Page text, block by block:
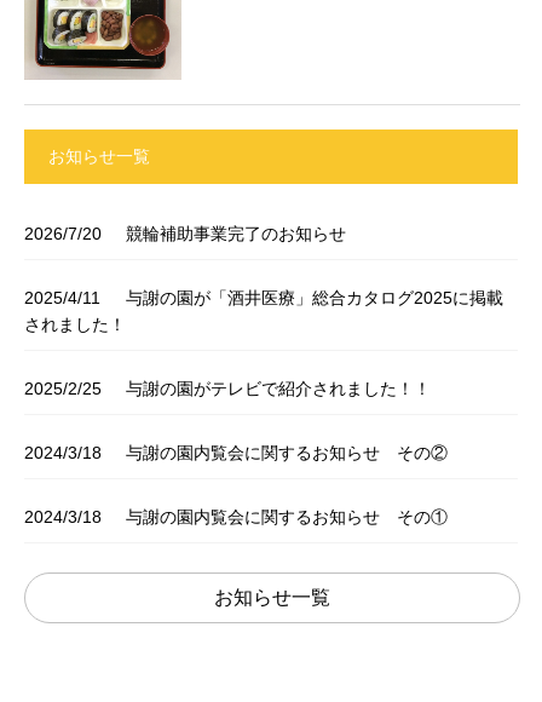
お知らせ一覧
2026/7/20 競輪補助事業完了のお知らせ
2025/4/11
与謝の園が「酒井医療」総合カタログ2025に掲載
されました！
2025/2/25 与謝の園がテレビで紹介されました！！
2024/3/18 与謝の園内覧会に関するお知らせ その②
2024/3/18 与謝の園内覧会に関するお知らせ その①
お知らせ一覧